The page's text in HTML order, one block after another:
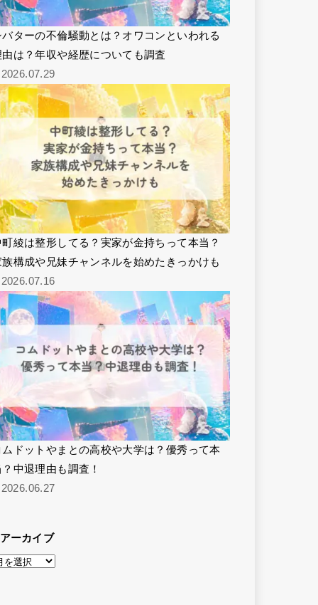
バターの不倫騒動とは？オワコンといわれる
由は？年収や経歴についても調査
2026.07.29
町綾は整形してる？実家が金持ちって本当？
族構成や兄妹チャンネルを始めたきっかけも
2026.07.16
ムドットやまとの高校や大学は？優秀って本
？中退理由も調査！
2026.06.27
アーカイブ